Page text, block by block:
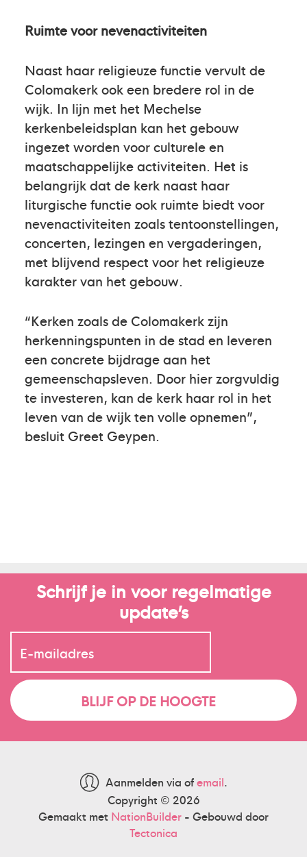
Ruimte voor nevenactiviteiten
Naast haar religieuze functie vervult de
Colomakerk ook een bredere rol in de
wijk. In lijn met het Mechelse
kerkenbeleidsplan kan het gebouw
ingezet worden voor culturele en
maatschappelijke activiteiten. Het is
belangrijk dat de kerk naast haar
liturgische functie ook ruimte biedt voor
nevenactiviteiten zoals tentoonstellingen,
concerten, lezingen en vergaderingen,
met blijvend respect voor het religieuze
karakter van het gebouw.
“Kerken zoals de Colomakerk zijn
herkenningspunten in de stad en leveren
een concrete bijdrage aan het
gemeenschapsleven. Door hier zorgvuldig
te investeren, kan de kerk haar rol in het
leven van de wijk ten volle opnemen”,
besluit Greet Geypen.
Schrijf je in voor regelmatige
update’s
Aanmelden via ofemail.
Copyright © 2026
Gemaakt met NationBuilder - Gebouwd door
Tectonica